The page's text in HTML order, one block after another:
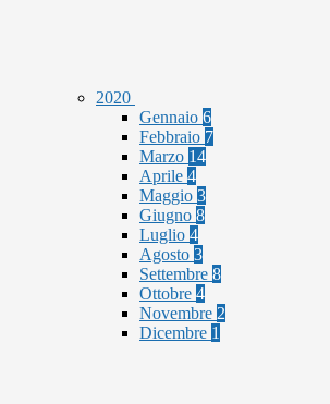
2020
Gennaio 6
Febbraio 7
Marzo 14
Aprile 4
Maggio 3
Giugno 8
Luglio 4
Agosto 3
Settembre 8
Ottobre 4
Novembre 2
Dicembre 1